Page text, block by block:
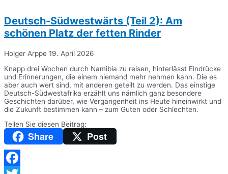
Deutsch-Südwestwärts (Teil 2): Am
schönen Platz der fetten Rinder
Holger Arppe 19. April 2026
Knapp drei Wochen durch Namibia zu reisen, hinterlässt Eindrücke
und Erinnerungen, die einem niemand mehr nehmen kann. Die es
aber auch wert sind, mit anderen geteilt zu werden. Das einstige
Deutsch-Südwestafrika erzählt uns nämlich ganz besondere
Geschichten darüber, wie Vergangenheit ins Heute hineinwirkt und
die Zukunft bestimmen kann – zum Guten oder Schlechten.
Teilen Sie diesen Beitrag:
Share Post